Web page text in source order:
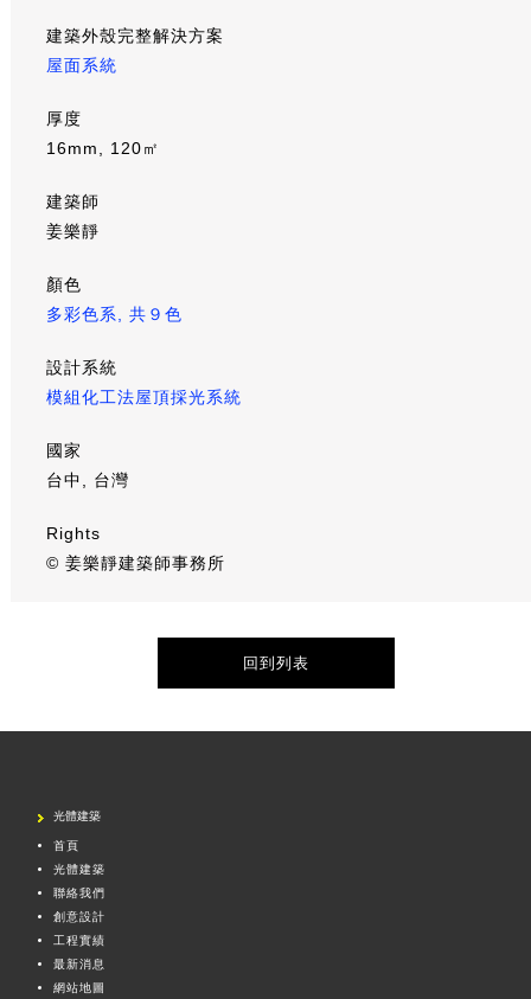
建築外殼完整解決方案
屋面系統
厚度
16mm, 120㎡
建築師
姜樂靜
顏色
多彩色系, 共９色
設計系統
模組化工法屋頂採光系統
國家
台中, 台灣
Rights
© 姜樂靜建築師事務所
回到列表
光體建築
首頁
光體建築
聯絡我們
創意設計
工程實績
最新消息
網站地圖